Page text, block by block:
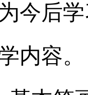
今后
内容。